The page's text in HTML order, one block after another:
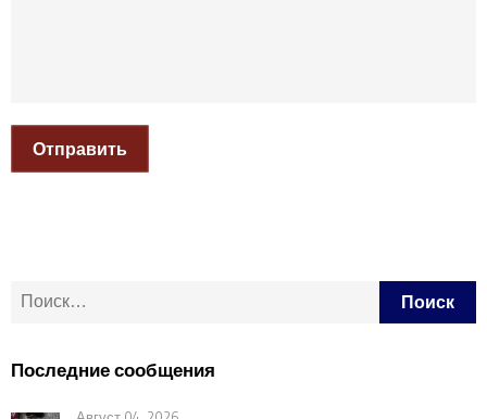
Отправить
Найти:
Последние сообщения